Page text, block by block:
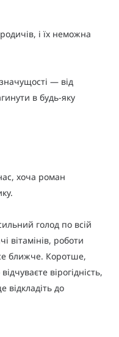
і їх неможна
— від
в будь-яку
хоча роман
голод по всій
вітамінів, роботи
ближче. Коротше,
вірогідність,
до